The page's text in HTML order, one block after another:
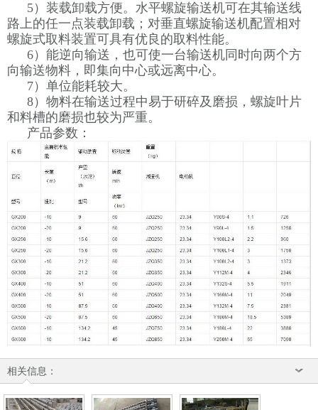
5）装载卸载方便。水平螺旋输送机可在其输送线
路上的任一点装载卸载；对垂直螺旋输送机配置相对
螺旋式取料装置可具有优良的取料性能。
6）能逆向输送，也可使一台输送机同时向两个方
向输送物料，即集向中心或远离中心。
7）单位能耗较大。
8）物料在输送过程中易于研碎及磨损，螺旋叶片
和料槽的磨损也较为严重。
产品参数：
相关信息：